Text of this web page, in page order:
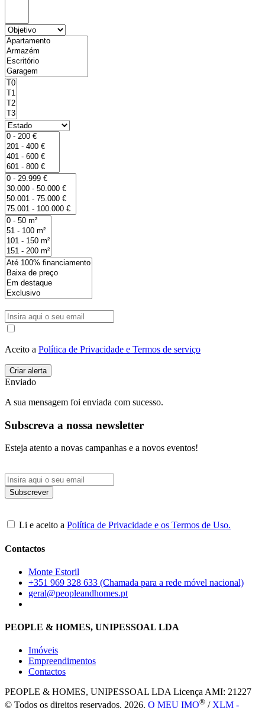
Aceito a Política de Privacidade e Termos de serviço
Enviado
A sua mensagem foi enviada com sucesso.
Subscreva a nossa newsletter
Esteja atento a novas campanhas e a novos eventos!
Li e aceito a Política de Privacidade e os Termos de Uso.
Contactos
Monte Estoril
+351 969 328 633 (Chamada para a rede móvel nacional)
geral@peopleandhomes.pt
PEOPLE & HOMES, UNIPESSOAL LDA
Imóveis
Empreendimentos
Contactos
PEOPLE & HOMES, UNIPESSOAL LDA Licença AMI: 21227
© Todos os direitos reservados, 2026. O MEU IMO® /XLM -